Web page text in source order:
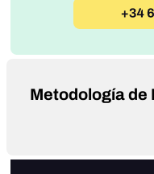
Metodología de